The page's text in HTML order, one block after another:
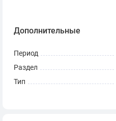
Дополнительные
Период
Раздел
Тип